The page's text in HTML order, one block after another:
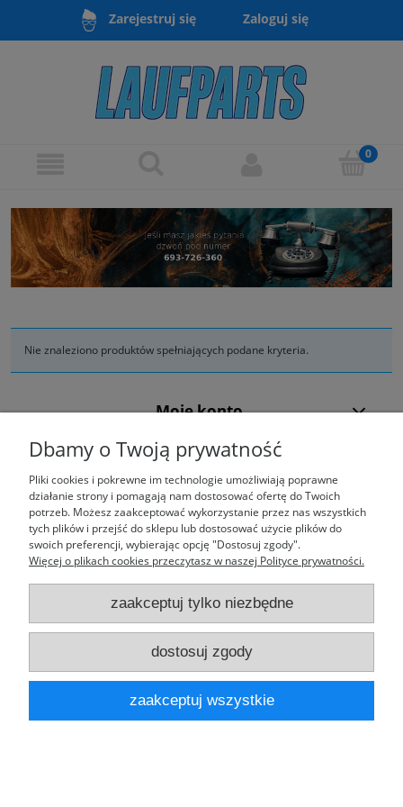
Zarejestruj się Zaloguj się
Nie znaleziono produktów spełniających podane kryteria.
Moje konto
Laufparts
pokaż pełną wersję strony
Sklep internetowy Shoper.pl
Dbamy o Twoją prywatność
Pliki cookies i pokrewne im technologie umożliwiają poprawne
działanie strony i pomagają nam dostosować ofertę do Twoich
potrzeb. Możesz zaakceptować wykorzystanie przez nas wszystkich
tych plików i przejść do sklepu lub dostosować użycie plików do
swoich preferencji, wybierając opcję "Dostosuj zgody".
Więcej o plikach cookies przeczytasz w naszej Polityce prywatności.
zaakceptuj tylko niezbędne
dostosuj zgody
zaakceptuj wszystkie